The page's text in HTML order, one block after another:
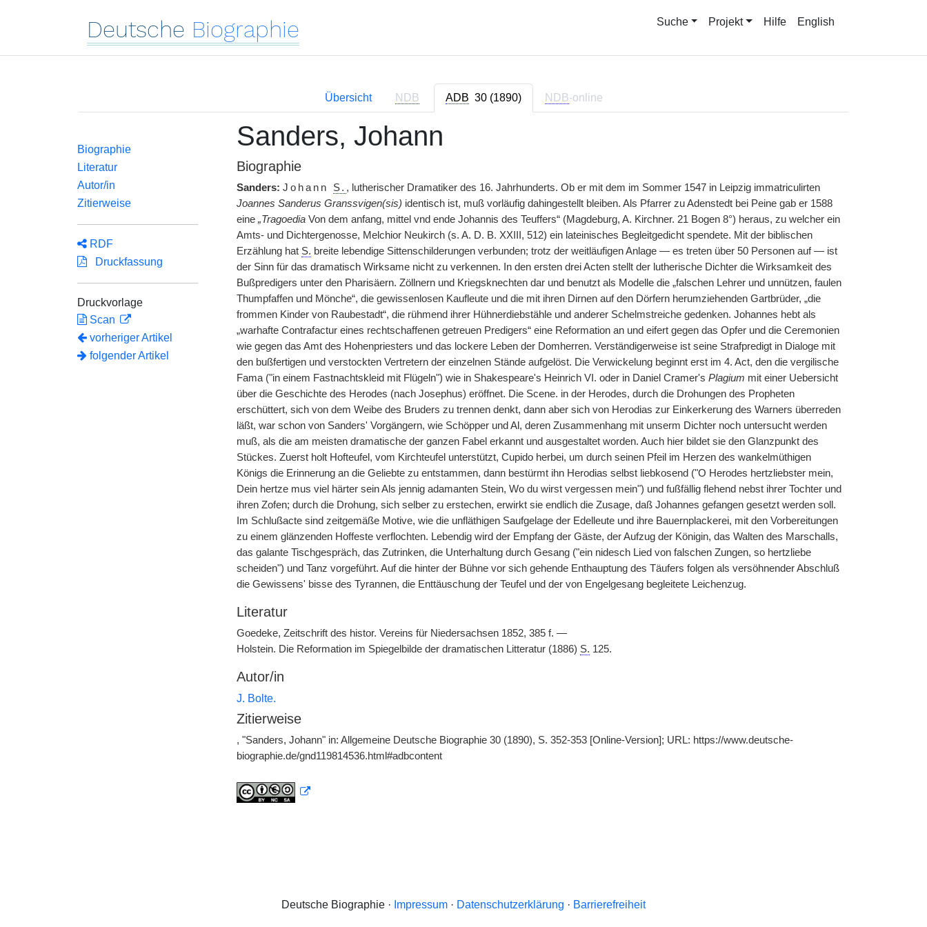
Deutsche Biographie Suche Projekt Hilfe English
Übersicht NDB ADB 30 (1890) NDB-online
Biographie
Literatur
Autor/in
Zitierweise
RDF
Druckfassung
Druckvorlage
Scan
vorheriger Artikel
folgender Artikel
Sanders, Johann
Biographie
Sanders: Johann S. , lutherischer Dramatiker des 16. Jahrhunderts. Ob er mit dem im Sommer 1547 in Leipzig immatriculirten
Joannes Sanderus Granssvigen(sis) identisch ist, muß vorläufig dahingestellt bleiben. Als Pfarrer zu Adenstedt bei Peine gab er 1588
eine „TragoediaVon dem anfang, mittel vnd ende Johannis des Teuffers“ (Magdeburg, A. Kirchner. 21 Bogen 8°) heraus, zu welcher ein
Amts- und Dichtergenosse, Melchior Neukirch (s. A. D. B. XXIII, 512) ein lateinisches Begleitgedicht spendete. Mit der biblischen
Erzählung hat S. breite lebendige Sittenschilderungen verbunden; trotz der weitläufigen Anlage — es treten über 50 Personen auf — ist
der Sinn für das dramatisch Wirksame nicht zu verkennen. In den ersten drei Acten stellt der lutherische Dichter die Wirksamkeit des
Bußpredigers unter den Pharisäern. Zöllnern und Kriegsknechten dar und benutzt als Modelle die „falschen Lehrer und unnützen, faulen
Thumpfaffen und Mönche“, die gewissenlosen Kaufleute und die mit ihren Dirnen auf den Dörfern herumziehenden Gartbrüder, „die
frommen Kinder von Raubestadt“, die rühmend ihrer Hühnerdiebstähle und anderer Schelmstreiche gedenken. Johannes hebt als
„warhafte Contrafactur| eines rechtschaffenen getreuen Predigers“ eine Reformation an und eifert gegen das Opfer und die Ceremonien
wie gegen das Amt des Hohenpriesters und das lockere Leben der Domherren. Verständigerweise ist seine Strafpredigt in Dialoge mit
den bußfertigen und verstockten Vertretern der einzelnen Stände aufgelöst. Die Verwickelung beginnt erst im 4. Act, den die vergilische
Fama ("in einem Fastnachtskleid mit Flügeln") wie in Shakespeare's Heinrich VI. oder in Daniel Cramer's Plagium mit einer Uebersicht
über die Geschichte des Herodes (nach Josephus) eröffnet. Die Scene. in der Herodes, durch die Drohungen des Propheten
erschüttert, sich von dem Weibe des Bruders zu trennen denkt, dann aber sich von Herodias zur Einkerkerung des Warners überreden
läßt, war schon von Sanders' Vorgängern, wie Schöpper und Al, deren Zusammenhang mit unserm Dichter noch untersucht werden
muß, als die am meisten dramatische der ganzen Fabel erkannt und ausgestaltet worden. Auch hier bildet sie den Glanzpunkt des
Stückes. Zuerst holt Hofteufel, vom Kirchteufel unterstützt, Cupido herbei, um durch seinen Pfeil im Herzen des wankelmüthigen
Königs die Erinnerung an die Geliebte zu entstammen, dann bestürmt ihn Herodias selbst liebkosend ("O Herodes hertzliebster mein,
Dein hertze mus viel härter sein Als jennig adamanten Stein, Wo du wirst vergessen mein") und fußfällig flehend nebst ihrer Tochter und
ihren Zofen; durch die Drohung, sich selber zu erstechen, erwirkt sie endlich die Zusage, daß Johannes gefangen gesetzt werden soll.
Im Schlußacte sind zeitgemäße Motive, wie die unfläthigen Saufgelage der Edelleute und ihre Bauernplackerei, mit den Vorbereitungen
zu einem glänzenden Hoffeste verflochten. Lebendig wird der Empfang der Gäste, der Aufzug der Königin, das Walten des Marschalls,
das galante Tischgespräch, das Zutrinken, die Unterhaltung durch Gesang ("ein nidesch Lied von falschen Zungen, so hertzliebe
scheiden") und Tanz vorgeführt. Auf die hinter der Bühne vor sich gehende Enthauptung des Täufers folgen als versöhnender Abschluß
die Gewissens' bisse des Tyrannen, die Enttäuschung der Teufel und der von Engelgesang begleitete Leichenzug.
Literatur
Goedeke, Zeitschrift des histor. Vereins für Niedersachsen 1852, 385 f. —
Holstein. Die Reformation im Spiegelbilde der dramatischen Litteratur (1886) S. 125.
Autor/in
J. Bolte.
Zitierweise
, "Sanders, Johann" in: Allgemeine Deutsche Biographie 30 (1890), S. 352-353 [Online-Version]; URL: https://www.deutsche-
biographie.de/gnd119814536.html#adbcontent
Deutsche Biographie · Impressum · Datenschutzerklärung · Barrierefreiheit